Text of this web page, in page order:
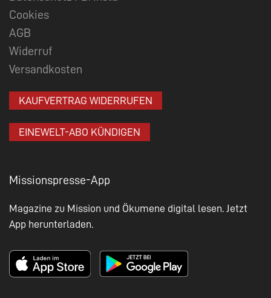
Cookies
AGB
Widerruf
Versandkosten
KAUFVERTRAG WIDERRUFEN
EINEWELT-ABO KÜNDIGEN
Missionspresse-App
Magazine zu Mission und Ökumene digital lesen. Jetzt
App herunterladen.